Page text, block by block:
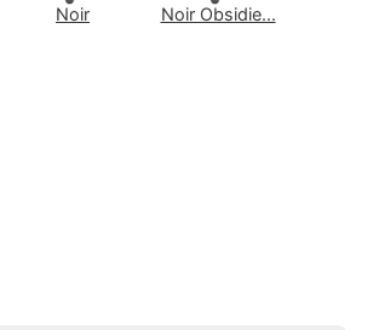
Noir Noir Obsidie...